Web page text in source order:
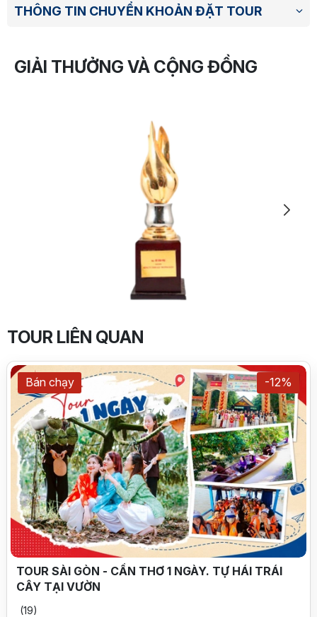
THÔNG TIN CHUYỂN KHOẢN ĐẶT TOUR
GIẢI THƯỞNG VÀ CỘNG ĐỒNG
TOUR LIÊN QUAN
Bán chạy -12%
TOUR SÀI GÒN - CẦN THƠ 1 NGÀY. TỰ HÁI TRÁI
CÂY TẠI VƯỜN
(19)